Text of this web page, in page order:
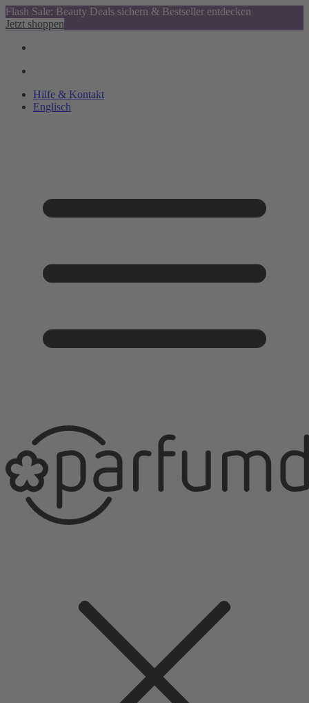
Flash Sale: Beauty Deals sichern & Bestseller entdecken
Jetzt shoppen
Hilfe & Kontakt
Englisch